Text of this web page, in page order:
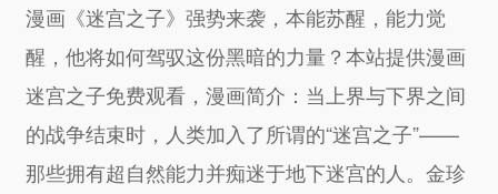
漫画《迷宫之子》强势来袭，本能苏醒，能力觉
醒，他将如何驾驭这份黑暗的力量？本站提供漫画
迷宫之子免费观看，漫画简介：当上界与下界之间
的战争结束时，人类加入了所谓的“迷宫之子”——
那些拥有超自然能力并痴迷于地下迷宫的人。金珍